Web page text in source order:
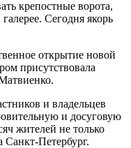
крепостные ворота,
Сегодня якорь
открытие новой
присутствовала
и владельцев
и досуговую
жителей не только
Санкт-Петербург.